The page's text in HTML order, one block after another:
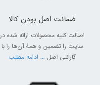
ضمانت اصل بودن کالا
اصالت کلیه محصولات ارائه شده در
سایت را تضمین و همۀ آن‌ها را با
گارانتی اصل ... ادامه مطلب